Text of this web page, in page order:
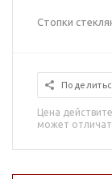
Стопки
Цена
может